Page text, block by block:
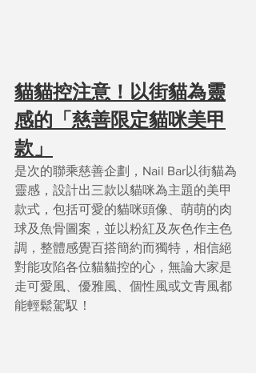
貓貓控注意！以街貓為靈
感的「慈善限定貓咪美甲
款」
是次的聯乘慈善企劃，Nail Bar以街貓為
靈感，設計出三款以貓咪為主題的美甲
款式，包括可愛的貓咪頭像、萌萌的肉
球及魚骨圖案，並以粉紅及灰色作主色
調，整體感覺百搭簡約而獨特，相信絕
對能攻陷各位貓貓控的心，無論大家是
走可愛風、優雅風、個性風或文青風都
能輕鬆駕馭！